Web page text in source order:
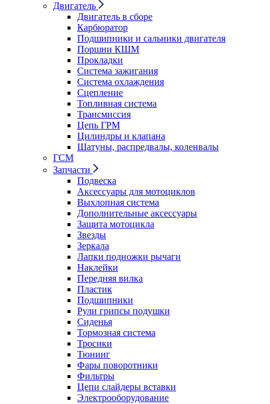
Двигатель
Двигатель в сборе
Карбюратор
Подшипники и сальники двигателя
Поршни КШМ
Прокладки
Система зажигания
Система охлаждения
Сцепление
Топливная система
Трансмиссия
Цепь ГРМ
Цилиндры и клапана
Шатуны, распредвалы, коленвалы
ГСМ
Запчасти
Подвеска
Аксессуары для мотоциклов
Выхлопная система
Дополнительные аксессуары
Защита мотоцикла
Звезды
Зеркала
Лапки подножки рычаги
Наклейки
Передняя вилка
Пластик
Подшипники
Рули грипсы подушки
Сиденья
Тормозная система
Тросики
Тюнинг
Фары поворотники
Фильтры
Цепи слайдеры вставки
Электрооборудование